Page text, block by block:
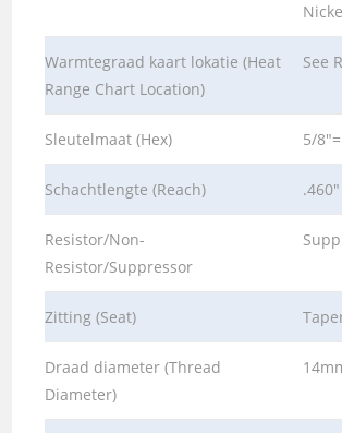
Warmtegraad kaart lokatie (Heat
Range Chart Location)
See
Sleutelmaat (Hex) 5/
Schachtlengte (Reach) .460″
Resistor/Non-
Resistor/Suppressor
Zitting (Seat)
Draad diameter (Thread
Diameter)